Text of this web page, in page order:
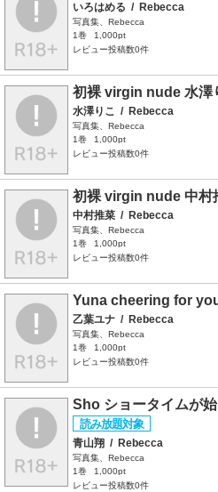
いろはめる / Rebecca
写真集、Rebecca
1巻
1,000pt
レビュー投稿数0件
初裸 virgin nude 水澤
水澤りこ / Rebecca
写真集、Rebecca
1巻
1,000pt
レビュー投稿数0件
初裸 virgin nude 中村
中村推菜 / Rebecca
写真集、Rebecca
1巻
1,000pt
レビュー投稿数0件
Yuna cheering for
乙葉ユナ / Rebecca
写真集、Rebecca
1巻
1,000pt
レビュー投稿数0件
Sho ショータイムが
青山翔 / Rebecca
写真集、Rebecca
1巻
1,000pt
レビュー投稿数0件